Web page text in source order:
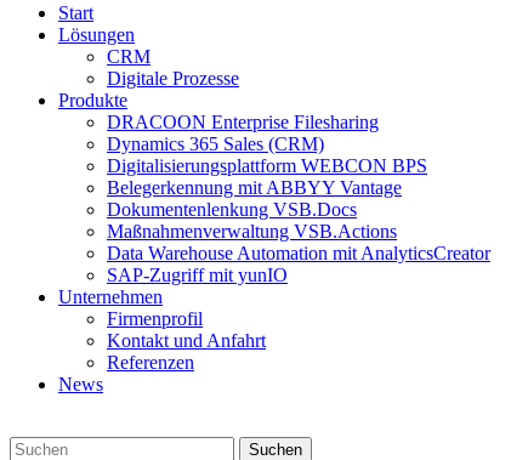
Start
Lösungen
CRM
Digitale Prozesse
Produkte
DRACOON Enterprise Filesharing
Dynamics 365 Sales (CRM)
Digitalisierungsplattform WEBCON BPS
Belegerkennung mit ABBYY Vantage
Dokumentenlenkung VSB.Docs
Maßnahmenverwaltung VSB.Actions
Data Warehouse Automation mit AnalyticsCreator
SAP-Zugriff mit yunIO
Unternehmen
Firmenprofil
Kontakt und Anfahrt
Referenzen
News
Suchen